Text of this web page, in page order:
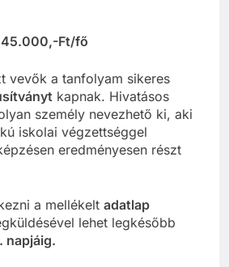
45.000,-Ft/fő
vevők a tanfolyam sikeres
kapnak. Hivatásos
személy nevezhető ki, aki
iskolai végzettséggel
eredményesen részt
a mellékelt adatlap
lehet legkésőbb
napjáig.